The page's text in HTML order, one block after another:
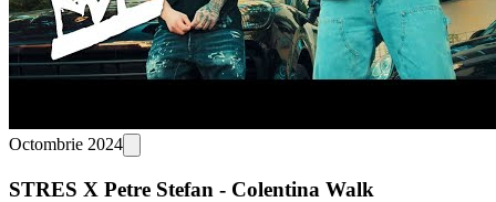
Octombrie 2024
STRES X Petre Stefan - Colentina Walk